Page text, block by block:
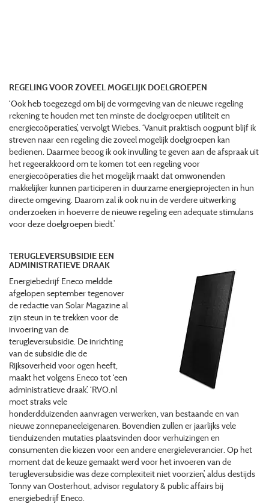
REGELING VOOR ZOVEEL MOGELIJK DOELGROEPEN
‘Ook heb toegezegd om bij de vormgeving van de nieuwe regeling
rekening te houden met ten minste de doelgroepen utiliteit en
energiecoöperaties’, vervolgt Wiebes. ‘Vanuit praktisch oogpunt blijf ik
streven naar een regeling die zoveel mogelijk doelgroepen kan
bedienen. Daarmee beoog ik ook invulling te geven aan de afspraak uit
het regeerakkoord om te komen tot een regeling voor
energiecoöperaties die het mogelijk maakt dat omwonenden
makkelijker kunnen participeren in duurzame energieprojecten in hun
directe omgeving. Daarom zal ik ook nu in de verdere uitwerking
onderzoeken in hoeverre de nieuwe regeling een adequate stimulans
voor deze doelgroepen biedt.’
TERUGLEVERSUBSIDIE EEN
ADMINISTRATIEVE DRAAK
Energiebedrijf Eneco meldde
afgelopen september tegenover
de redactie van Solar Magazine al
zijn steun in te trekken voor de
invoering van de
terugleversubsidie. De inrichting
van de subsidie die de
Rijksoverheid voor ogen heeft,
maakt het volgens Eneco tot ‘een
administratieve draak’. ‘RVO.nl
moet straks vele
honderdduizenden aanvragen verwerken, van bestaande en van
nieuwe zonnepaneeleigenaren. Bovendien zullen er jaarlijks vele
tienduizenden mutaties plaatsvinden door verhuizingen en
consumenten die kiezen voor een andere energieleverancier. Op het
moment dat de keuze gemaakt werd voor het invoeren van de
terugleversubsidie was deze complexiteit niet voorzien’, aldus destijds
Tonny van Oosterhout, advisor regulatory & public affairs bij
energiebedrijf Eneco.